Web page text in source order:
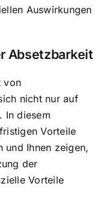
Auswirkungen
Absetzbarkeit
von
nicht nur auf
In diesem
Vorteile
und Ihnen zeigen,
der
Vorteile